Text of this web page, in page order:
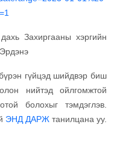
Захиргааны хэргийн
гүйцэд шийдвэр биш
нийтэд ойлгомжтой
болохыг тэмдэглэв.
ЭНД ДАРЖ танилцана уу.